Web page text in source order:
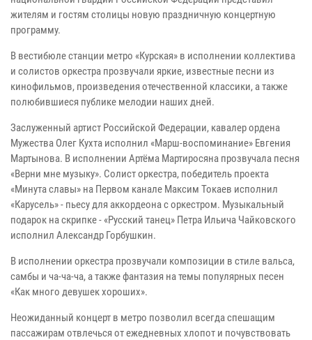
жителям и гостям столицы новую праздничную концертную
программу.
В вестибюле станции метро «Курская» в исполнении коллектива
и солистов оркестра прозвучали яркие, известные песни из
кинофильмов, произведения отечественной классики, а также
полюбившиеся публике мелодии наших дней.
Заслуженный артист Российской Федерации, кавалер ордена
Мужества Олег Кухта исполнил «Марш-воспоминание» Евгения
Мартынова. В исполнении Артёма Мартиросяна прозвучала песня
«Верни мне музыку». Солист оркестра, победитель проекта
«Минута славы» на Первом канале Максим Токаев исполнил
«Карусель» - пьесу для аккордеона с оркестром. Музыкальный
подарок на скрипке - «Русский танец» Петра Ильича Чайковского
исполнил Александр Горбушкин.
В исполнении оркестра прозвучали композиции в стиле вальса,
самбы и ча-ча-ча, а также фантазия на темы популярных песен
«Как много девушек хороших».
Неожиданный концерт в метро позволил всегда спешащим
пассажирам отвлечься от ежедневных хлопот и почувствовать